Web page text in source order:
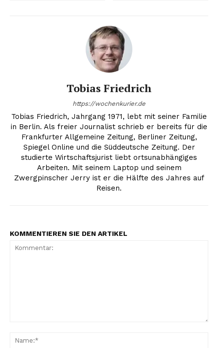
Tobias Friedrich
https://wochenkurier.de
Tobias Friedrich, Jahrgang 1971, lebt mit seiner Familie
in Berlin. Als freier Journalist schrieb er bereits für die
Frankfurter Allgemeine Zeitung, Berliner Zeitung,
Spiegel Online und die Süddeutsche Zeitung. Der
studierte Wirtschaftsjurist liebt ortsunabhängiges
Arbeiten. Mit seinem Laptop und seinem
Zwergpinscher Jerry ist er die Hälfte des Jahres auf
Reisen.
KOMMENTIEREN SIE DEN ARTIKEL